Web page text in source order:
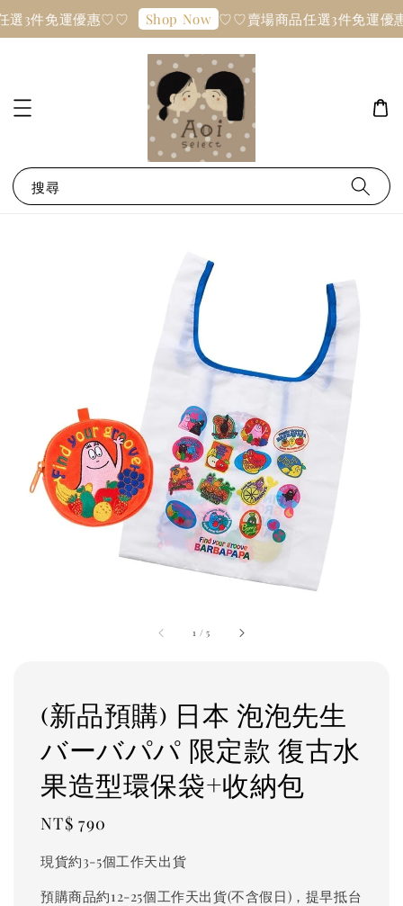
3件免運優惠♡♡ Shop Now ♡♡賣場商品任選3件免運優
搜尋
1 /5
(新品預購) 日本 泡泡先生
バーバパパ 限定款 復古水
果造型環保袋+收納包
Regular
NT$ 790
現貨約3-5個工作天出貨
預購商品約12-25個工作天出貨(不含假日)，提早抵台